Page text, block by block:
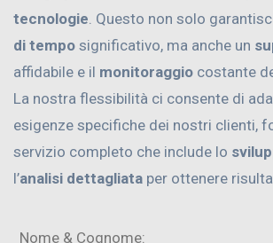
tecnologie . Questo non solo
di tempo significativo, ma anche un
affidabile e il monitoraggio costante
La nostra flessibilità ci consente di
esigenze specifiche dei nostri clienti,
servizio completo che include lo
l’analisi dettagliata per ottenere